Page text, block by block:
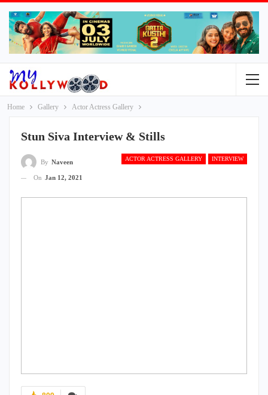
Home Gallery Actor Actress Gallery
Stun Siva Interview & Stills
ACTOR ACTRESS GALLERY INTERVIEW
By Naveen
On Jan 12, 2021